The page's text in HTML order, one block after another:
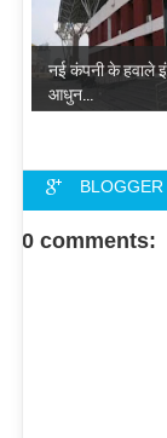
नई कंपनी के हवाले
आधुन...
0 comments: